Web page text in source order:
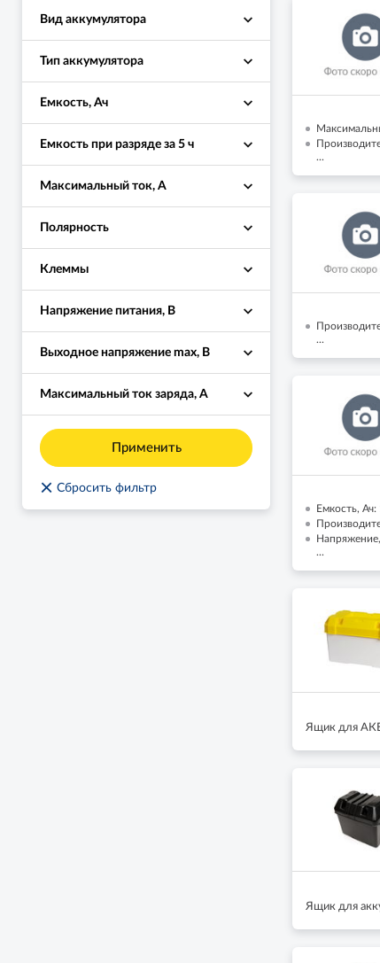
Вид аккумулятора
Тип аккумулятора
Емкость, Ач
Емкость при разряде за 5 ч
Максимальный ток, А
Полярность
Клеммы
Напряжение питания, В
Выходное напряжение max, В
Максимальный ток заряда, А
Применить
× Сбросить фильтр
...
...
Емкость, Ач:
...
Ящик для АКБ
Ящик для